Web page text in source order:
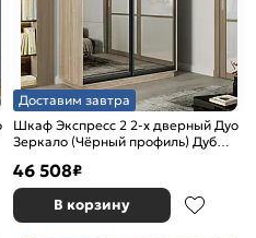
Доставим завтра
Шкаф Экспресс 2 2-х дверный Дуо
Зеркало (Чёрный профиль) Дуб
46 508₽
В корзину